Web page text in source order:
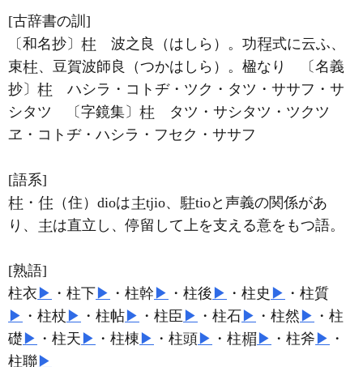
[古辞書の訓]
〔和名抄〕
波之良（はしら）。功
式に云ふ、
束
、豆賀波師良（つかはしら）。楹なり 〔名義
抄〕
ハシラ・コトヂ・ツク・タツ・ササフ・サ
シタツ 〔字鏡集〕
タツ・サシタツ・ツクツ
ヱ・コトヂ・ハシラ・フセク・ササフ
[語系]
・
（住）dioは tjio、
tioと声義の関係があ
り、
は直立し、停留して上を支える意をもつ語。
[熟語]
柱衣 ▶ ・柱下 ▶ ・柱幹 ▶ ・柱後 ▶ ・柱史 ▶ ・柱質
▶ ・柱杖 ▶ ・柱帖 ▶ ・柱臣 ▶ ・柱石 ▶ ・柱然 ▶ ・柱
礎 ▶ ・柱天 ▶ ・柱棟 ▶ ・柱頭 ▶ ・柱 ▶ ・柱斧 ▶ ・
柱聯 ▶